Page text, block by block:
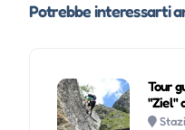
Potrebbe interessarti
Tour
"Ziel"